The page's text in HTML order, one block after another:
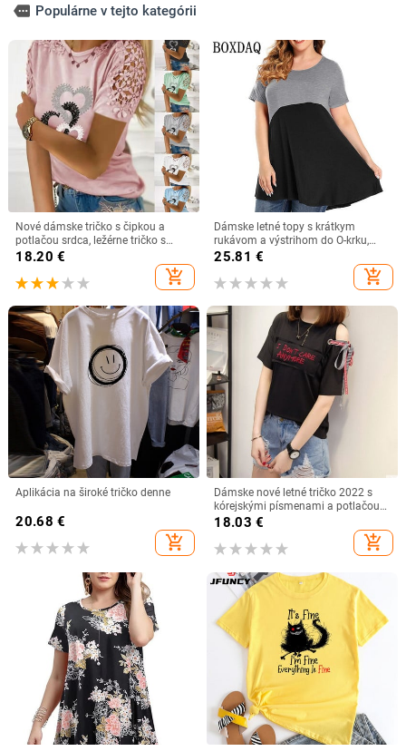
more Populárne v tejto kategórii
Nové dámske tričko s čipkou a
potlačou srdca, ležérne tričko s
krátkym rukávom a výstrihom do O-
krku, voľné, letné, 2022, vydlabané,
pulóver, veľkosť 5XL
18.20 €
add_shopping_cart
Dámske letné topy s krátkym
rukávom a výstrihom do O-krku,
elegantné kontrastné dámske voľné
tričká s potlačou, veľkosť 5XL a 6XL
25.81 €
add_shopping_cart
Aplikácia na široké tričko denne
20.68 €
add_shopping_cart
Dámske nové letné tričko 2022 s
kórejskými písmenami a potlačou
Harajuku, duté patchworkové tričko
pre ženy, ležérne biele košele, topy,
veľkosti M-XXL
18.03 €
add_shopping_cart